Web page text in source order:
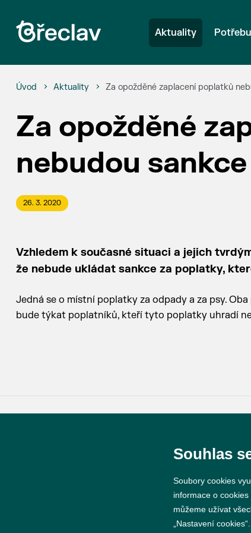
Aktuality
Úvod Aktuality Za opožděné zaplacení poplatků
Za opožděné
nebudou sankce
26. 3. 2020
Vzhledem k současné situaci a jejich
že nebude ukládat sankce za poplatky,
Jedná se o místní poplatky za odpady a za psy.
bude týkat poplatníků, kteří tyto poplatky uhradí
Souhlas
Soubory cookies
informace o
můžeme užívat
„Nastavení cookies“.